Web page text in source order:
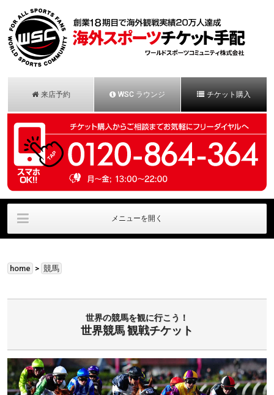
来店予約 WSC ラウンジ チケット購入
メニューを開く
お申し込みの流れ
home > 競馬
世界の競馬を観に行こう！
世界競馬 観戦チケット